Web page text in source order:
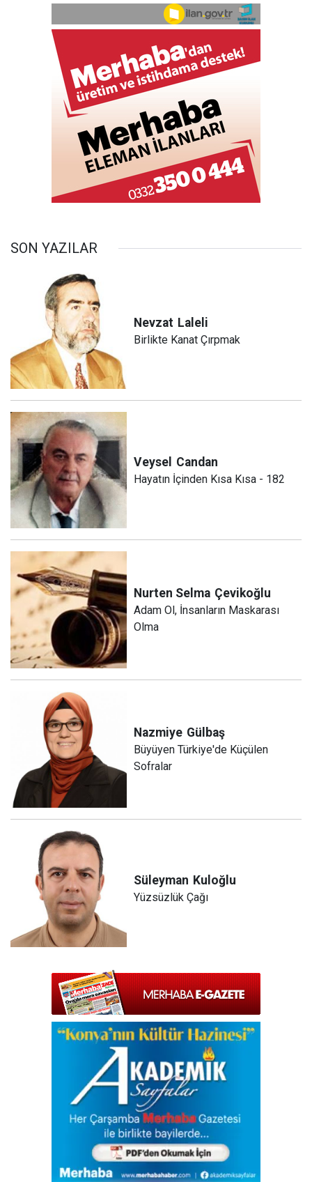
SON YAZILAR
Nevzat Laleli
Birlikte Kanat Çırpmak
Veysel Candan
Hayatın İçinden Kısa Kısa - 182
Nurten Selma Çevikoğlu
Adam Ol, İnsanların Maskarası
Olma
Nazmiye Gülbaş
Büyüyen Türkiye'de Küçülen
Sofralar
Süleyman Kuloğlu
Yüzsüzlük Çağı